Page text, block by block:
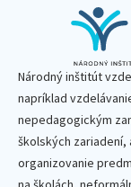
Národný inštitút
napríklad
nepedagogickým
školských
organizovanie